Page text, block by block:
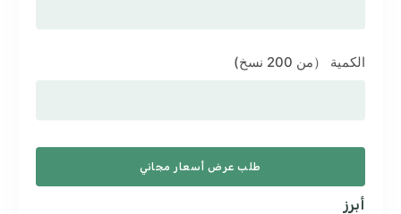
الكمية （من 200 نسخ)
طلب عرض أسعار مجاني
أبرز